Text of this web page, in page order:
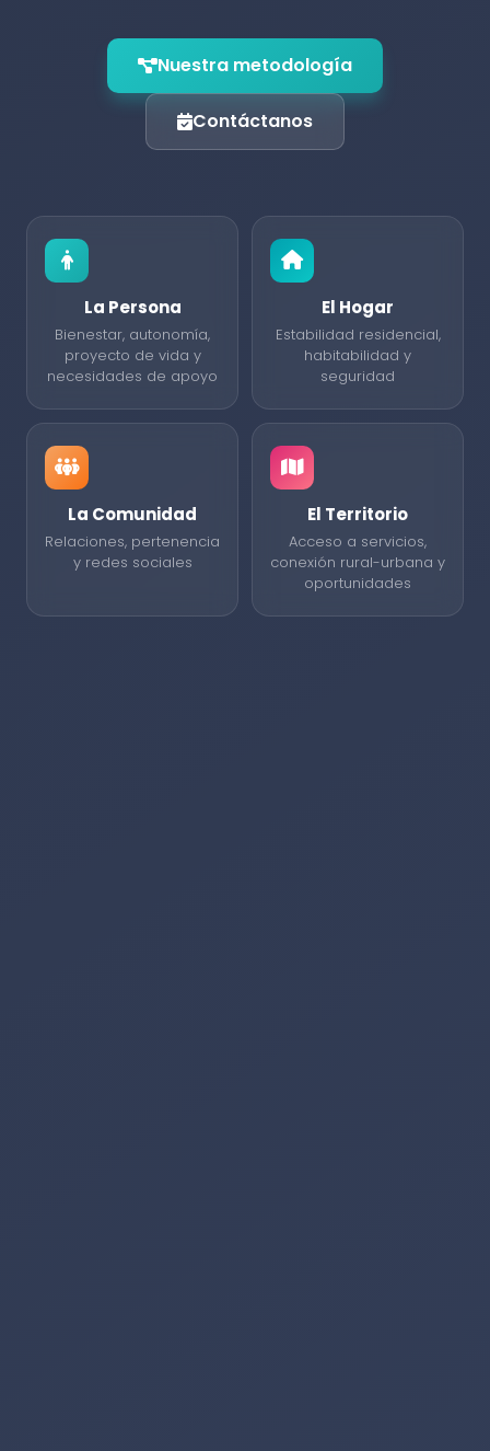
Nuestra metodología
Contáctanos
La Persona
Bienestar, autonomía,
proyecto de vida y
necesidades de apoyo
El Hogar
Estabilidad residencial,
habitabilidad y
seguridad
La Comunidad
Relaciones, pertenencia
y redes sociales
El Territorio
Acceso a servicios,
conexión rural-urbana y
oportunidades